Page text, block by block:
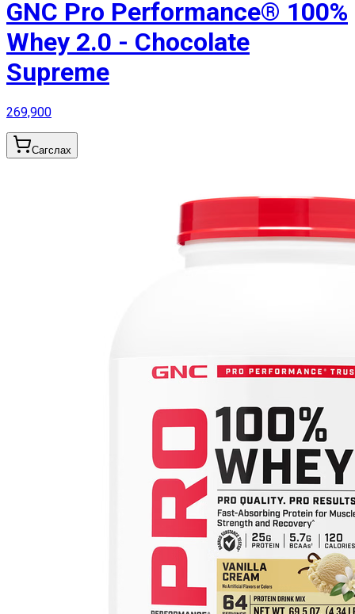
GNC Pro Performance® 100%
Whey 2.0 - Chocolate
Supreme
269,900
Сагслах